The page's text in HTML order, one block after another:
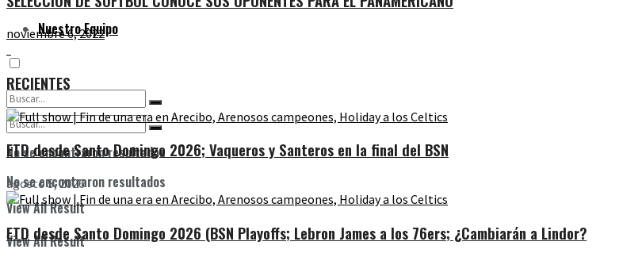
No se encontraron resultados
View All Result
Nuestro Equipo
No se encontraron resultados
View All Result
noviembre 6, 2022
RECIENTES
ETD desde Santo Domingo 2026; Vaqueros y Santeros en la final del BSN
agosto 5, 2026
ETD desde Santo Domingo 2026 (BSN Playoffs; Lebron James a los 76ers; ¿Cambiarán a Lindor?